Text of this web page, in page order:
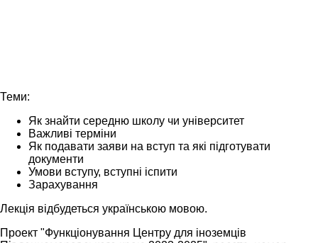
Теми:
Як знайти середню школу чи університет
Важливі терміни
Як подавати заяви на вступ та які підготувати
документи
Умови вступу, вступні іспити
Зарахування
Лекція відбудеться українською мовою.
Проект "Функціонування Центру для іноземців